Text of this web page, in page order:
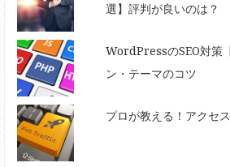
選】評判が良いのは？
WordPressのSEO対策
ン・テーマのコツ
プロが教える！アクセ